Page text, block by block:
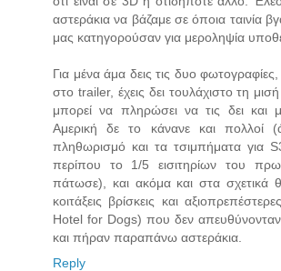
αστεράκια να βάζαμε σε όποια ταινία
μας κατηγορούσαν για μεροληψία
Για μένα άμα δεις τις δυο φωτογραφίες,
στο trailer, έχεις δει τουλάχιστο τη
μπορεί να πληρώσει να τις δει και
Αμερική δε το κάνανε και πολλοί
πληθωρισμό και τα τσιμπήματα για
περίπου το 1/5 εισιτηρίων του
πάτωσε), και ακόμα και στα σχετικά
κοιτάξεις βρίσκεις και
Hotel for Dogs) που δεν
και πήραν παραπάνω αστεράκια.
Reply